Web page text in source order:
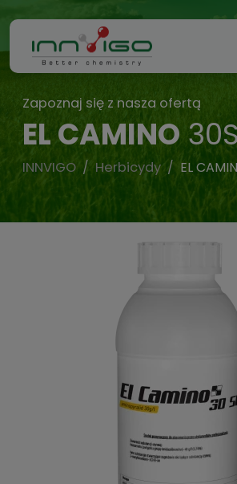
Zapoznaj się z nasza ofertą
EL CAMINO
INNVIGO Herbicydy EL